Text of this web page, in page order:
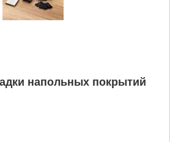
напольных покрытий